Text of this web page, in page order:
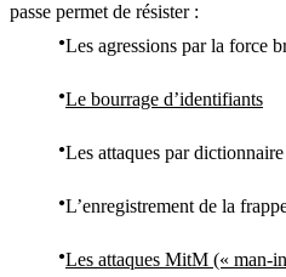
passe permet de résister :
Les agressions par la force
Le bourrage d’identifiants
Les attaques par dictionnaire
L’enregistrement de la
Les attaques MitM (« man-